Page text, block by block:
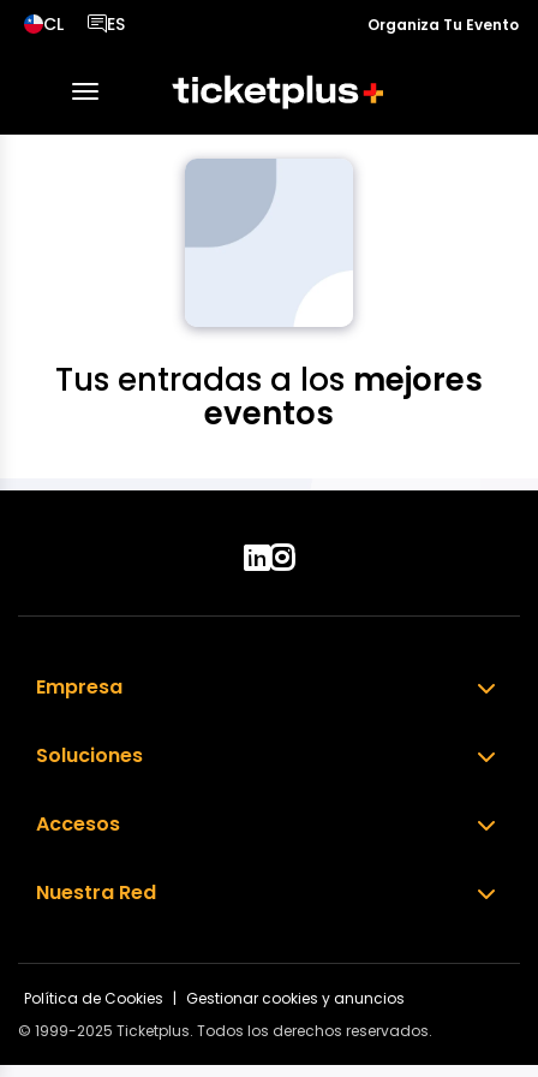
CL
País seleccionado, cambiar país
ES
Idioma seleccionado, cambiar idiomaOrganiza Tu Evento
desplegar navegación
Tus entradas a los mejores
eventos
Empresa
Soluciones
Accesos
Nuestra Red
Política de Cookies | Gestionar cookies y anuncios
© 1999-2025 Ticketplus. Todos los derechos reservados.